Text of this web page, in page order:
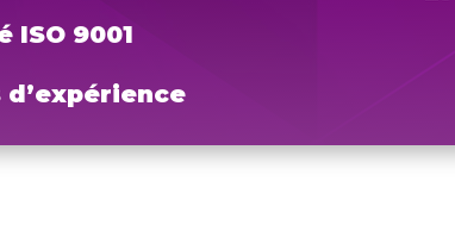
ISO 9001
d’expérience